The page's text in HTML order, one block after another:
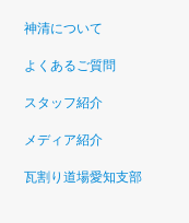
神清について
よくあるご質問
スタッフ紹介
メディア紹介
瓦割り道場愛知支部